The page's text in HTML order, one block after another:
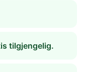
tilgjengelig.